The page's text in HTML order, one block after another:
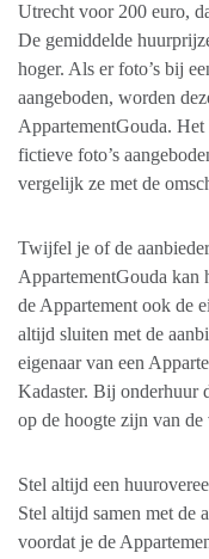
Utrecht voor 200 euro,
De gemiddelde
hoger. Als er foto’s bij
aangeboden, worden
AppartementGouda. Het
fictieve foto’s
vergelijk ze met de
Twijfel je of de
AppartementGouda kan
de Appartement ook de
altijd sluiten met de
eigenaar van een
Kadaster. Bij onderhuur
op de hoogte zijn van de
Stel altijd een
Stel altijd samen met de
voordat je de